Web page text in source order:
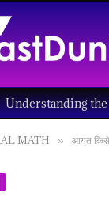
MATH » आयत